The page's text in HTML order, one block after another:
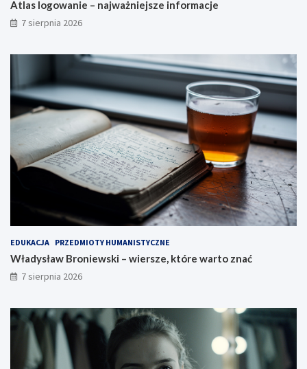
Atlas logowanie – najważniejsze informacje
7 sierpnia 2026
EDUKACJA PRZEDMIOTY HUMANISTYCZNE
Władysław Broniewski – wiersze, które warto znać
7 sierpnia 2026